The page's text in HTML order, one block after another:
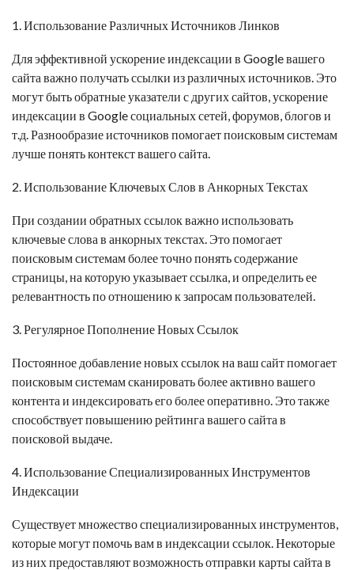
1. Использование Различных Источников Линков
Для эффективной ускорение индексации в Googleвашего
сайта важно получать ссылки из различных источников. Это
могут быть обратные указатели с других сайтов,ускорение
индексации в Googleсоциальных сетей, форумов, блогов и
т.д. Разнообразие источников помогает поисковым системам
лучше понять контекст вашего сайта.
2. Использование Ключевых Слов в Анкорных Текстах
При создании обратных ссылок важно использовать
ключевые слова в анкорных текстах. Это помогает
поисковым системам более точно понять содержание
страницы, на которую указывает ссылка, и определить ее
релевантность по отношению к запросам пользователей.
3. Регулярное Пополнение Новых Ссылок
Постоянное добавление новых ссылок на ваш сайт помогает
поисковым системам сканировать более активно вашего
контента и индексировать его более оперативно. Это также
способствует повышению рейтинга вашего сайта в
поисковой выдаче.
4. Использование Специализированных Инструментов
Индексации
Существует множество специализированных инструментов,
которые могут помочь вам в индексации ссылок. Некоторые
из них предоставляют возможность отправки карты сайта в